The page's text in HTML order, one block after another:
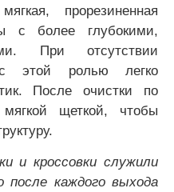
прорезиненная
с более глубокими,
При отсутствии
с этой ролью легко
После очистки по
щеткой, чтобы
и кроссовки служили
каждого выхода